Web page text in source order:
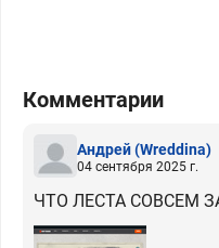
Комментарии
Андрей(Wreddina)
04 сентября 2025 г.
ЧТО ЛЕСТА СОВСЕМ